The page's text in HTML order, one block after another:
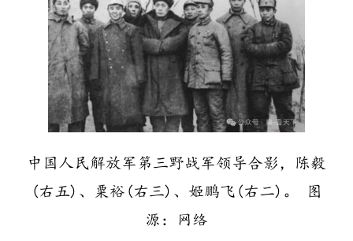
中国人民解放军第三野战军领导合影，陈毅
(右五)、粟裕(右三)、姬鹏飞(右二)。 图
源：网络